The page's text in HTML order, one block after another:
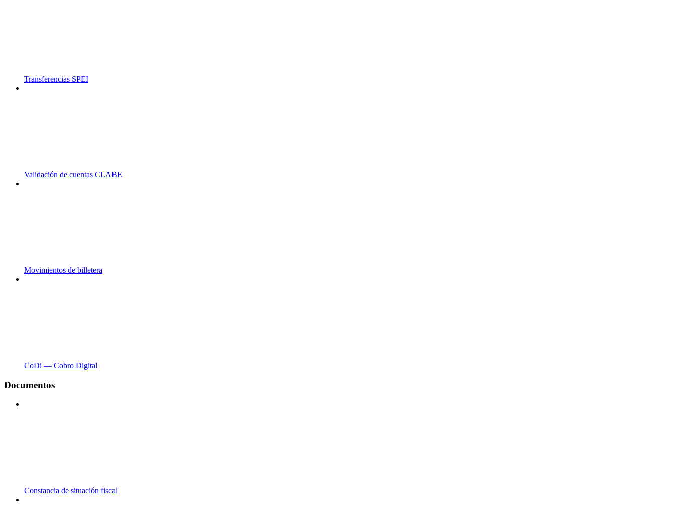
Transferencias SPEI
Validación de cuentas CLABE
Movimientos de billetera
CoDi — Cobro Digital
Documentos
Constancia de situación fiscal